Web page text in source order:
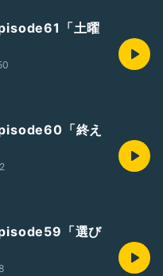
「土曜
「終え
「選び